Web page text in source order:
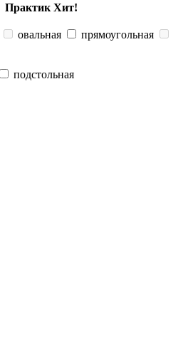
Практик Хит!
овальная
прямоугольная
подстольная